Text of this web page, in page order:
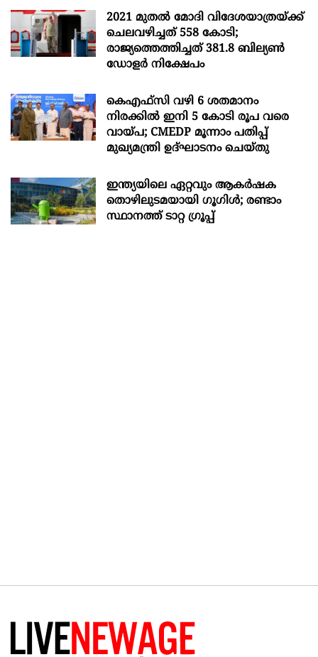
2021 മുതൽ മോദി വിദേശയാത്രയ്ക്ക്
ചെലവഴിച്ചത് 558 കോടി;
രാജ്യത്തെത്തിച്ചത് 381.8 ബില്യൺ
ഡോളർ നിക്ഷേപം
കെഎഫ്സി വഴി 6 ശതമാനം
നിരക്കിൽ ഇനി 5 കോടി രൂപ വരെ
വായ്പ; CMEDP മൂന്നാം പതിപ്പ്
മുഖ്യമന്ത്രി ഉദ്ഘാടനം ചെയ്തു
ഇന്ത്യയിലെ ഏറ്റവും ആകര്‍ഷക
തൊഴിലുടമയായി ഗൂഗിള്‍; രണ്ടാം
സ്ഥാനത്ത് ടാറ്റ ഗ്രൂപ്പ്